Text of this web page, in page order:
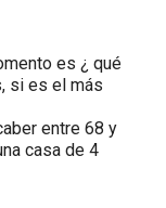
es ¿ qué
si es el más
entre 68 y
casa de 4